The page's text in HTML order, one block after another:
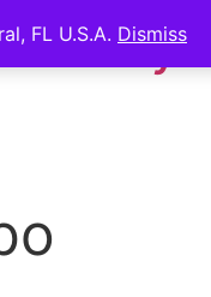
FL U.S.A. Dismiss